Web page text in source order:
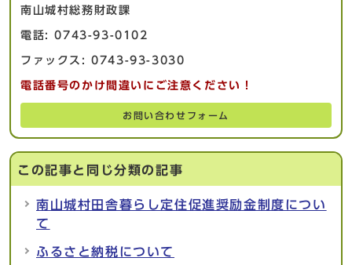
南山城村総務財政課
電話: 0743-93-0102
ファックス: 0743-93-3030
電話番号のかけ間違いにご注意ください！
お問い合わせフォーム
この記事と同じ分類の記事
南山城村田舎暮らし定住促進奨励金制度につい
て
ふるさと納税について